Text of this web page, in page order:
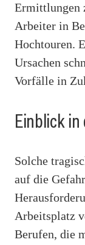
Ermittlungen
Arbeiter in
Hochtouren.
Ursachen
Vorfälle in
Einblick
Solche
auf die
Arbeitsplatz
Berufen, die